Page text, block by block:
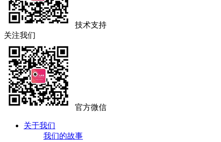
技术支持
关注我们
官方微信
关于我们
我们的故事